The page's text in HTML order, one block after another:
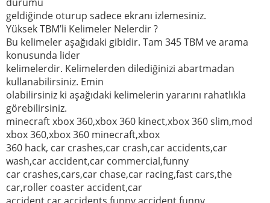
geldiğinde oturup sadece ekranı izlemesiniz.
Yüksek TBM’li Kelimeler Nelerdir ?
Bu kelimeler aşağıdaki gibidir. Tam 345 TBM ve arama
konusunda lider
kelimelerdir. Kelimelerden dilediğinizi abartmadan
kullanabilirsiniz. Emin
olabilirsiniz ki aşağıdaki kelimelerin yararını rahatlıkla
görebilirsiniz.
minecraft xbox 360,xbox 360 kinect,xbox 360 slim,mod
xbox 360,xbox 360 minecraft,xbox
360 hack, car crashes,car crash,car accidents,car
wash,car accident,car commercial,funny
car crashes,cars,car chase,car racing,fast cars,the
car,roller coaster accident,car